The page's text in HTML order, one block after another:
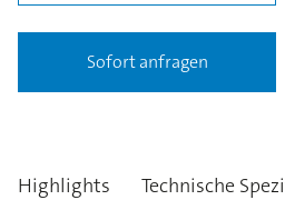
Highlights Technische
Sofort anfragen